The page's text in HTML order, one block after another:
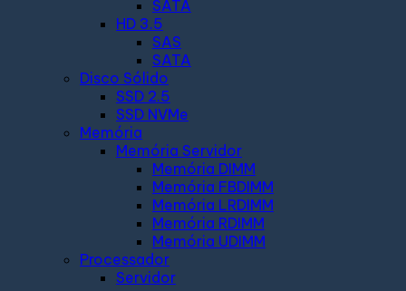
SATA
HD 3.5
SAS
SATA
Disco Sólido
SSD 2.5
SSD NVMe
Memória
Memória Servidor
Memória DIMM
Memória FBDIMM
Memória LRDIMM
Memória RDIMM
Memória UDIMM
Processador
Servidor